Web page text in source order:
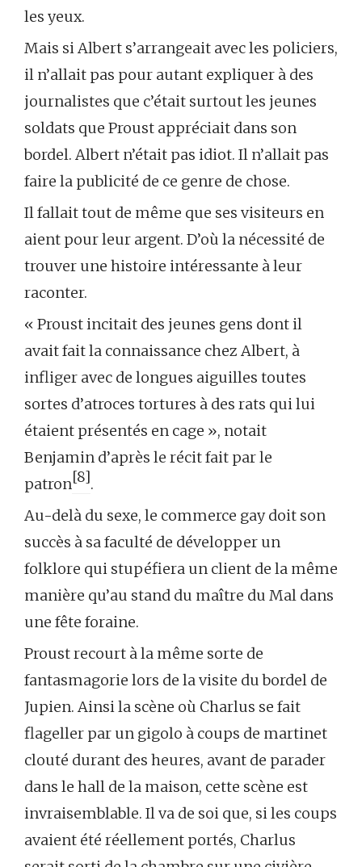
les yeux.
Mais si Albert s’arrangeait avec les policiers,
il n’allait pas pour autant expliquer à des
journalistes que c’était surtout les jeunes
soldats que Proust appréciait dans son
bordel. Albert n’était pas idiot. Il n’allait pas
faire la publicité de ce genre de chose.
Il fallait tout de même que ses visiteurs en
aient pour leur argent. D’où la nécessité de
trouver une histoire intéressante à leur
raconter.
« Proust incitait des jeunes gens dont il
avait fait la connaissance chez Albert, à
infliger avec de longues aiguilles toutes
sortes d’atroces tortures à des rats qui lui
étaient présentés en cage », notait
Benjamin d’après le récit fait par le
patron[8].
Au-delà du sexe, le commerce gay doit son
succès à sa faculté de développer un
folklore qui stupéfiera un client de la même
manière qu’au stand du maître du Mal dans
une fête foraine.
Proust recourt à la même sorte de
fantasmagorie lors de la visite du bordel de
Jupien. Ainsi la scène où Charlus se fait
flageller par un gigolo à coups de martinet
clouté durant des heures, avant de parader
dans le hall de la maison, cette scène est
invraisemblable. Il va de soi que, si les coups
avaient été réellement portés, Charlus